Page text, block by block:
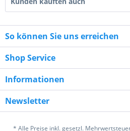
4 * 4 = ?
So können Sie uns erreichen
Shop Service
Informationen
Newsletter
* Alle Preise inkl. gesetzl.